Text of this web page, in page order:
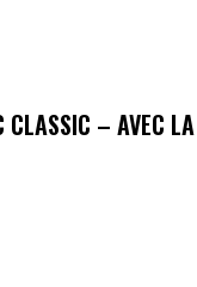
– AVEC LA